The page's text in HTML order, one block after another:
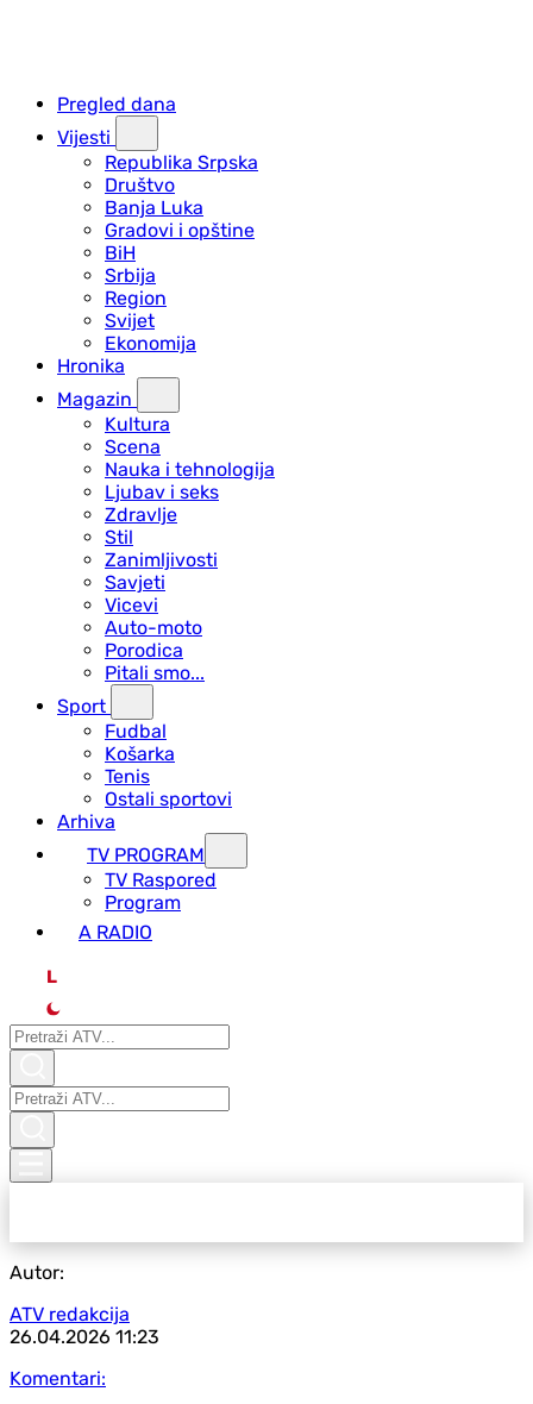
Pregled dana
Vijesti
Republika Srpska
Društvo
Banja Luka
Gradovi i opštine
BiH
Srbija
Region
Svijet
Ekonomija
Hronika
Magazin
Kultura
Scena
Nauka i tehnologija
Ljubav i seks
Zdravlje
Stil
Zanimljivosti
Savjeti
Vicevi
Auto-moto
Porodica
Pitali smo...
Sport
Fudbal
Košarka
Tenis
Ostali sportovi
Arhiva
TV PROGRAM
ТV Raspored
Program
A RADIO
L
Autor:
ATV redakcija
26.04.2026 11:23
Komentari: